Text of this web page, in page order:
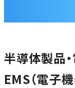
半導体製品
EMS（電子